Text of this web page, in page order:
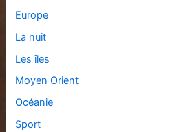
Europe
La nuit
Les îles
Moyen Orient
Océanie
Sport